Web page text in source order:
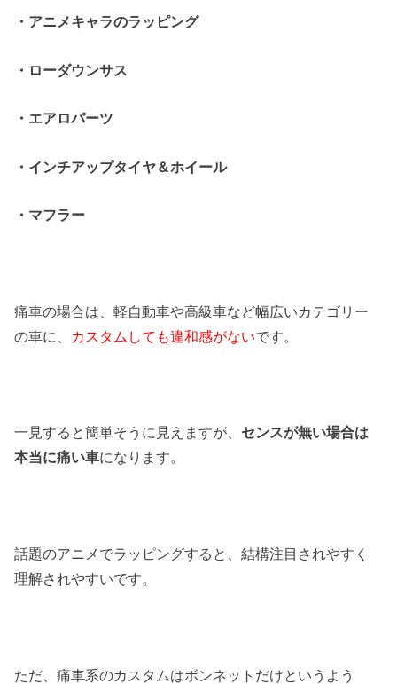
・アニメキャラのラッピング
・ローダウンサス
・エアロパーツ
・インチアップタイヤ＆ホイール
・マフラー
痛車の場合は、軽自動車や高級車など幅広いカテゴリー
の車に、 カスタムしても違和感がないです。
一見すると簡単そうに見えますが、 センスが無い場合は
本当に痛い車になります。
話題のアニメでラッピングすると、結構注目されやすく
理解されやすいです。
ただ、痛車系のカスタムはボンネットだけというよう